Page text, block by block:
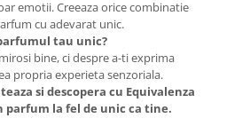
emotii. Creeaza orice combinatie
cu adevarat unic.
tau unic?
bine, ci despre a-ti exprima
propria experieta senzoriala.
si descopera cu Equivalenza
parfum la fel de unic ca tine.